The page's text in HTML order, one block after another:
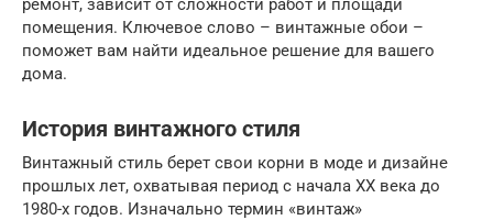
ремонт, зависит от сложности работ и площади
помещения. Ключевое слово – винтажные обои –
поможет вам найти идеальное решение для вашего
дома.
История винтажного стиля
Винтажный стиль берет свои корни в моде и дизайне
прошлых лет, охватывая период с начала XX века до
1980-х годов. Изначально термин «винтаж»